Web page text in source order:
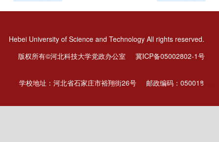
Hebei University of Science and Technology All rights reserved.
版权所有©河北科技大学党政办公室
冀ICP备05002802-1号
学校地址：河北省石家庄市裕翔街26号 邮政编码：050018TOP